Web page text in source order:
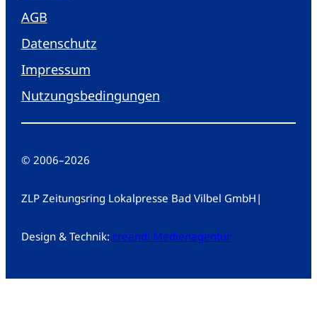
AGB
Datenschutz
Impressum
Nutzungsbedingungen
© 2006–2026
ZLP Zeitungsring Lokalpresse Bad Vilbel GmbH |
Design & Technik: creandi Medienagentur